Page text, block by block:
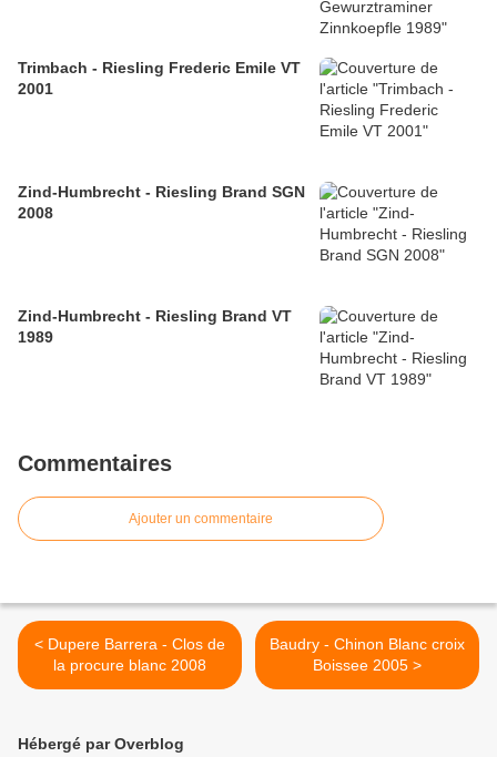
Trimbach - Riesling Frederic Emile VT
2001
Zind-Humbrecht - Riesling Brand SGN
2008
Zind-Humbrecht - Riesling Brand VT
1989
Commentaires
Ajouter un commentaire
< Dupere Barrera - Clos de
la procure blanc 2008
Baudry - Chinon Blanc croix
Boissee 2005 >
Hébergé par Overblog